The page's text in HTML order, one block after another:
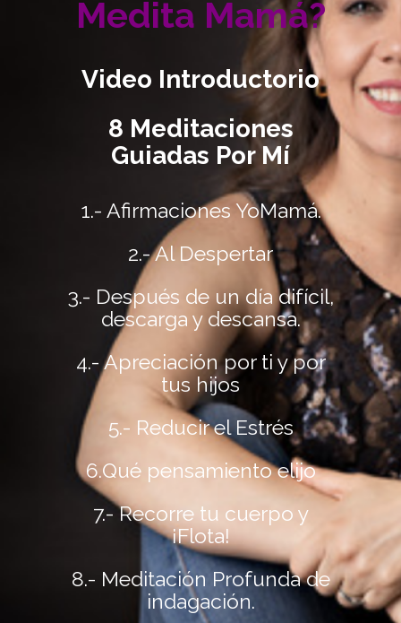
Medita Mamá?
Video Introductorio
8 Meditaciones
Guiadas Por Mí
1.- Afirmaciones YoMamá.
2.- Al Despertar
3.- Después de un día difícil,
descarga y descansa.
4.- Apreciación por ti y por
tus hijos
5.- Reducir el Estrés
6.Qué pensamiento elijo
7.- Recorre tu cuerpo y
¡Flota!
8.- Meditación Profunda de
indagación.